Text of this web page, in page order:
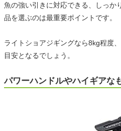
魚の強い引きに対応できる、しっか
品を選ぶのは最重要ポイントです。
ライトショアジギングなら8kg程度
目安となるでしょう。
パワーハンドルやハイギアな